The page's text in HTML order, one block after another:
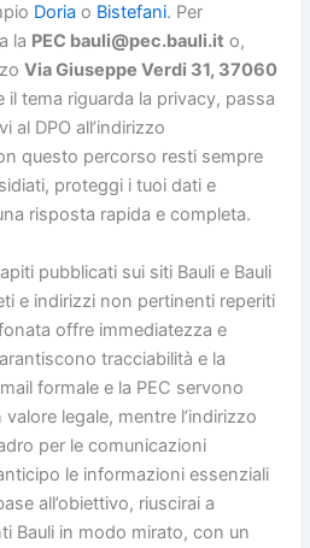
Doria o Bistefani. Per
la PEC bauli@pec.bauli.it o,
Via Giuseppe Verdi 31, 37060
il tema riguarda la privacy, passa
al DPO all’indirizzo
questo percorso resti sempre
proteggi i tuoi dati e
risposta rapida e completa.
pubblicati sui siti Bauli e Bauli
e indirizzi non pertinenti reperiti
offre immediatezza e
tracciabilità e la
formale e la PEC servono
legale, mentre l’indirizzo
per le comunicazioni
le informazioni essenziali
all’obiettivo, riuscirai a
Bauli in modo mirato, con un